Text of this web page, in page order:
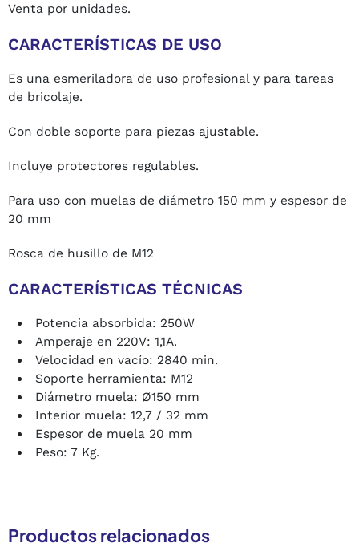
Venta por unidades.
CARACTERÍSTICAS DE USO
Es una esmeriladora de uso profesional y para tareas
de bricolaje.
Con doble soporte para piezas ajustable.
Incluye protectores regulables.
Para uso con muelas de diámetro 150 mm y espesor de
20 mm
Rosca de husillo de M12
CARACTERÍSTICAS TÉCNICAS
Potencia absorbida: 250W
Amperaje en 220V: 1,1A.
Velocidad en vacío: 2840 min.
Soporte herramienta: M12
Diámetro muela: Ø150 mm
Interior muela: 12,7 / 32 mm
Espesor de muela 20 mm
Peso: 7 Kg.
Productos relacionados